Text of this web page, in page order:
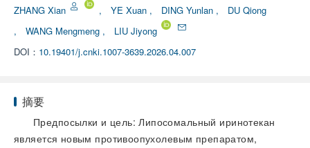
ZHANG Xian , YE Xuan , DING Yunlan ,
DU Qiong
,
WANG Mengmeng ,
LIU Jiyong
DOI： 10.19401/j.cnki.1007-3639.2026.04.007
摘要
Предпосылки и цель: Липосомальный иринотекан
является новым противоопухолевым препаратом,